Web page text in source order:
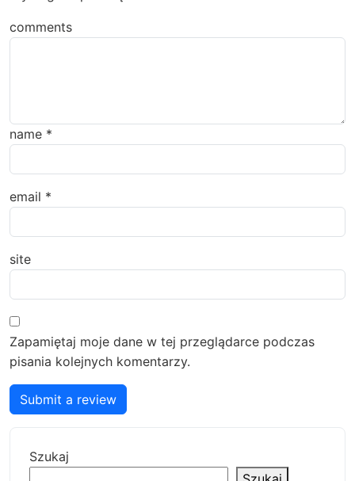
comments
name *
email *
site
Zapamiętaj moje dane w tej przeglądarce podczas
pisania kolejnych komentarzy.
Submit a review
Szukaj